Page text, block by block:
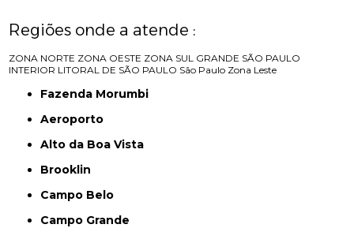
Regiões onde a atende :
ZONA NORTE ZONA OESTE ZONA SUL GRANDE SÃO PAULO
INTERIOR LITORAL DE SÃO PAULO São Paulo Zona Leste
Fazenda Morumbi
Aeroporto
Alto da Boa Vista
Brooklin
Campo Belo
Campo Grande